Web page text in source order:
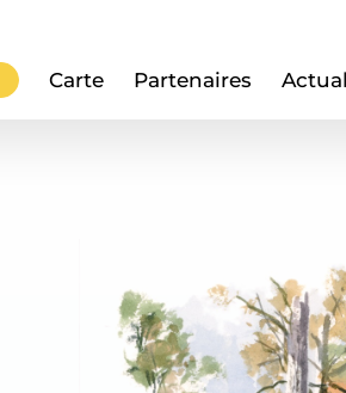
Carte Partenaires